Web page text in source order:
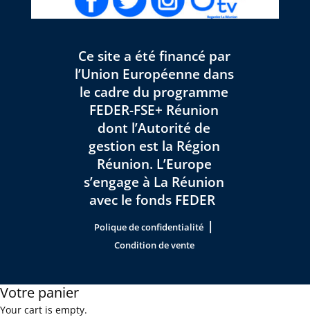
Ce site a été financé par
l’Union Européenne dans
le cadre du programme
FEDER-FSE+ Réunion
dont l’Autorité de
gestion est la Région
Réunion. L’Europe
s’engage à La Réunion
avec le fonds FEDER
Polique de confidentialité |
Condition de vente
Votre panier
Your cart is empty.